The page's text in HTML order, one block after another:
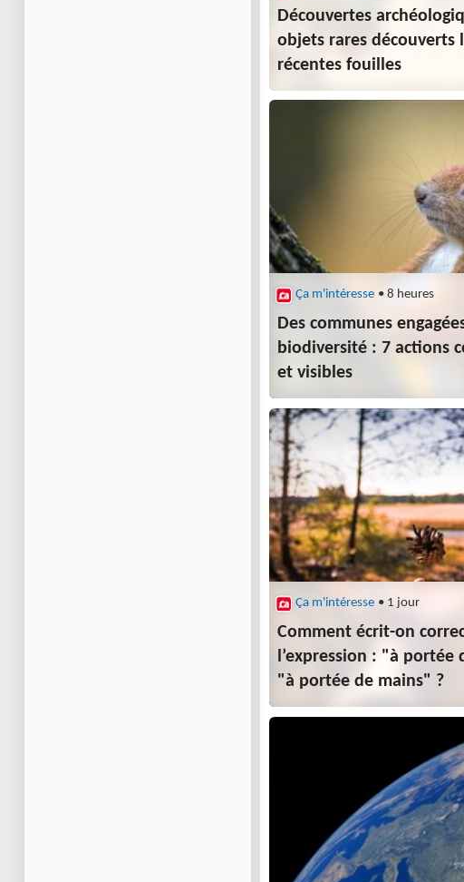
Découvertes
objets rares découverts
récentes fouilles
Ça m'intéresse • 8 heures
Des communes
biodiversité : 7 actions
et visibles
Ça m'intéresse • 1 jour
Comment écrit-on
l’expression : "à portée
"à portée de mains" ?